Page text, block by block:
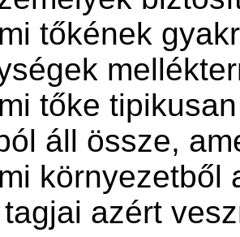
tőkének
tőke
áll össze,
környezetből
azért